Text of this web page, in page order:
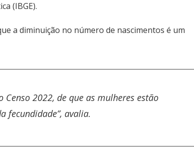
(IBGE).
a diminuição no número de nascimentos é um
2022, de que as mulheres estão
fecundidade”, avalia.